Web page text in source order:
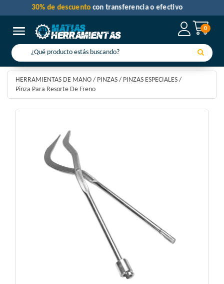
0
Toggle navigation
30% de descuentocon transferencia o efectivo
HERRAMIENTAS DE MANO / PINZAS / PINZAS ESPECIALES /
Pinza Para Resorte De Freno